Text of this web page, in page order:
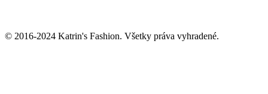
© 2016-2024 Katrin's Fashion. Všetky práva vyhradené.